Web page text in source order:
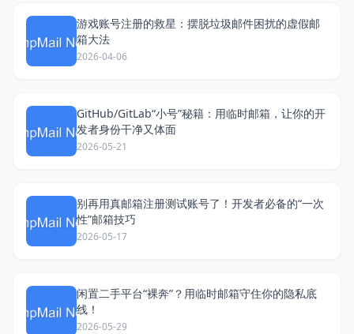
游戏账号注册的救星：摆脱垃圾邮件困扰的虚假邮
箱大法
2026-04-06
GitHub/GitLab“小号”秘籍：用临时邮箱，让你的开
发者身份干净又体面
2026-05-21
别再用真邮箱注册测试账号了！开发者必备的“一次
性”邮箱技巧
2026-05-17
闲置二手平台“裸奔”？用临时邮箱守住你的隐私底
线！
2026-05-29